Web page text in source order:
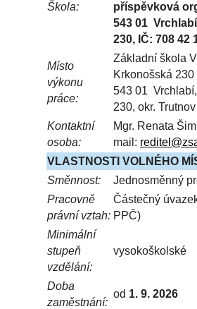
Škola:
příspěvková
543 01
230, IČ: 708 42
Místo
výkonu
práce:
Základní škola
Krkonošská 230
543 01
230, okr. Trutnov
Kontaktní
osoba:
Mgr. Renata
mail: reditel@
VLASTNOSTI VOLNÉHO
Směnnost:
Jednosměnný
Pracovně
právní vztah:
Částečný
PPČ)
Minimální
stupeň
vzdělání:
vysokoškolské
Doba
zaměstnání:
od 1. 9. 2026